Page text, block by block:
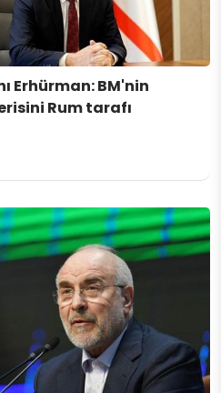
Erhürman: BM'nin
Rum tarafı